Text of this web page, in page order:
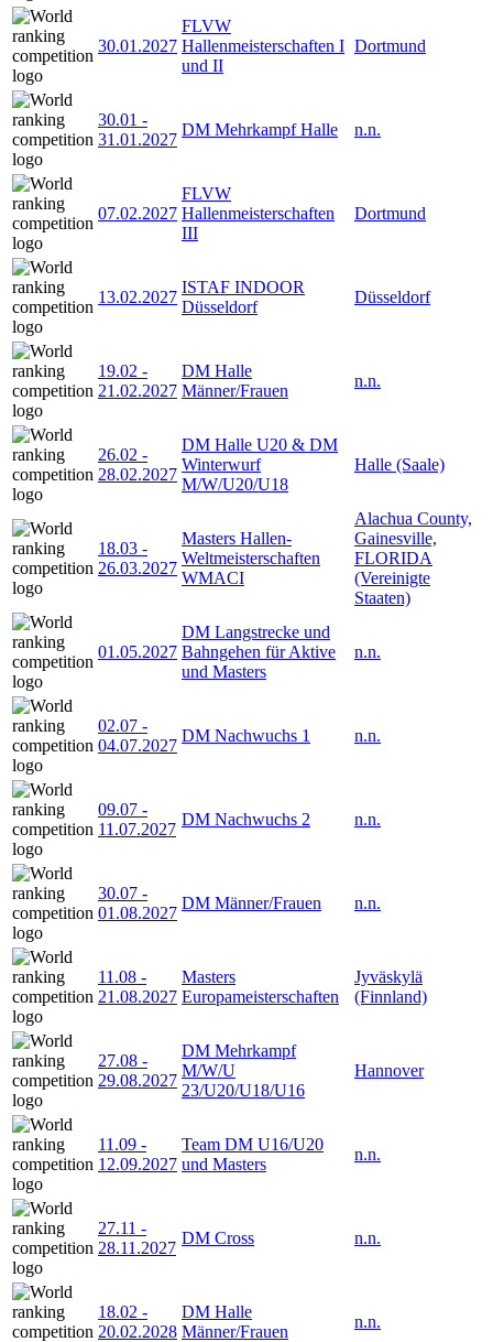
30.01.2027
FLVW
Hallenmeisterschaften I
und II
Dortmund
30.01 -
31.01.2027
DM Mehrkampf Halle n.n.
07.02.2027
FLVW
Hallenmeisterschaften
III
Dortmund
13.02.2027
ISTAF INDOOR
Düsseldorf
Düsseldorf
19.02 -
21.02.2027
DM Halle
Männer/Frauen
n.n.
26.02 -
28.02.2027
DM Halle U20 & DM
Winterwurf
M/W/U20/U18
Halle (Saale)
18.03 -
26.03.2027
Masters Hallen-
Weltmeisterschaften
WMACI
Alachua County,
Gainesville,
FLORIDA
(Vereinigte
Staaten)
01.05.2027
DM Langstrecke und
Bahngehen für Aktive
und Masters
n.n.
02.07 -
04.07.2027
DM Nachwuchs 1 n.n.
09.07 -
11.07.2027
DM Nachwuchs 2 n.n.
30.07 -
01.08.2027
DM Männer/Frauen n.n.
11.08 -
21.08.2027
Masters
Europameisterschaften
Jyväskylä
(Finnland)
27.08 -
29.08.2027
DM Mehrkampf
M/W/U
23/U20/U18/U16
Hannover
11.09 -
12.09.2027
Team DM U16/U20
und Masters
n.n.
27.11 -
28.11.2027
DM Cross n.n.
18.02 -
20.02.2028
DM Halle
Männer/Frauen
n.n.